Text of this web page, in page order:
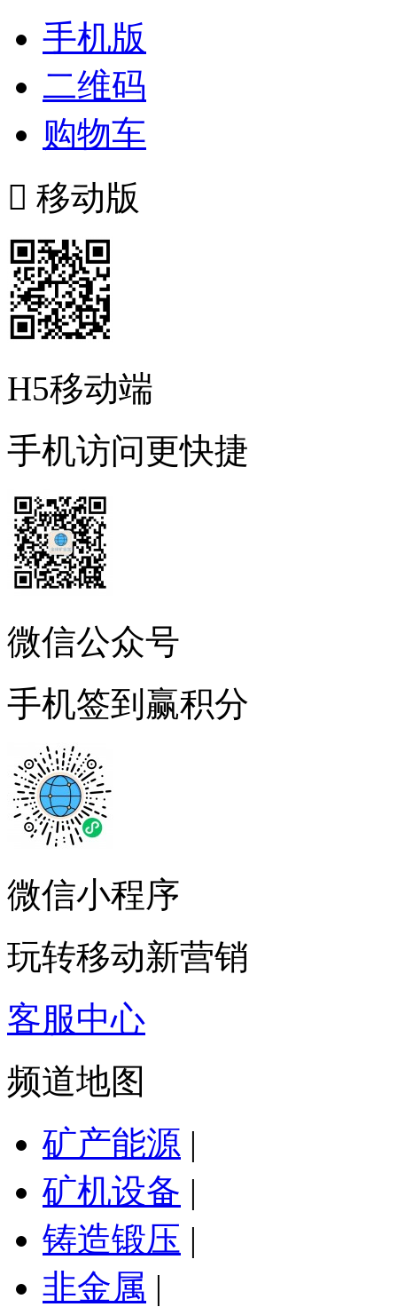
手机版
二维码
购物车
 移动版
H5移动端
手机访问更快捷
微信公众号
手机签到赢积分
微信小程序
玩转移动新营销
客服中心
频道地图
矿产能源 |
矿机设备 |
铸造锻压 |
非金属 |